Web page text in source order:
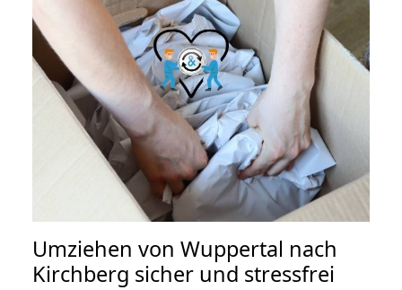
Umziehen von Wuppertal nach
Kirchberg sicher und stressfrei